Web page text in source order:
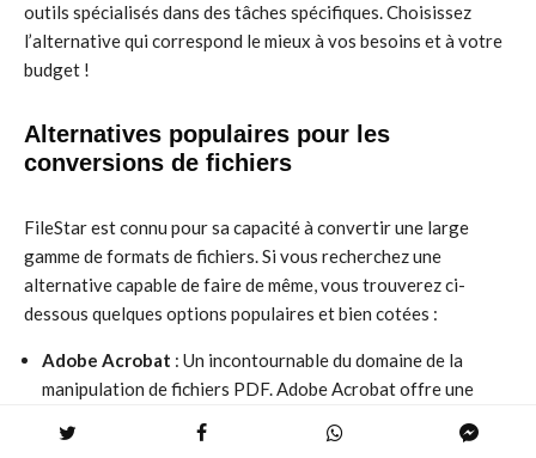
outils spécialisés dans des tâches spécifiques. Choisissez
l’alternative qui correspond le mieux à vos besoins et à votre
budget !
Alternatives populaires pour les
conversions de fichiers
FileStar est connu pour sa capacité à convertir une large
gamme de formats de fichiers. Si vous recherchez une
alternative capable de faire de même, vous trouverez ci-
dessous quelques options populaires et bien cotées :
Adobe Acrobat : Un incontournable du domaine de la
manipulation de fichiers PDF. Adobe Acrobat offre une
fichiers, la création de formulaires, la signature